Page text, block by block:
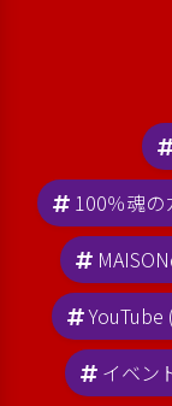
100％魂の
YouTube
イベン